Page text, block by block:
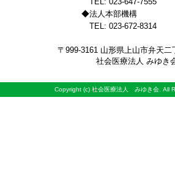
◆法人本部機構
TEL: 023-672-8314
〒999-3161 山形県上山市弁天二
社会医療法人 みゆき
Copyright (c) 社会医療法人 みゆき会. All